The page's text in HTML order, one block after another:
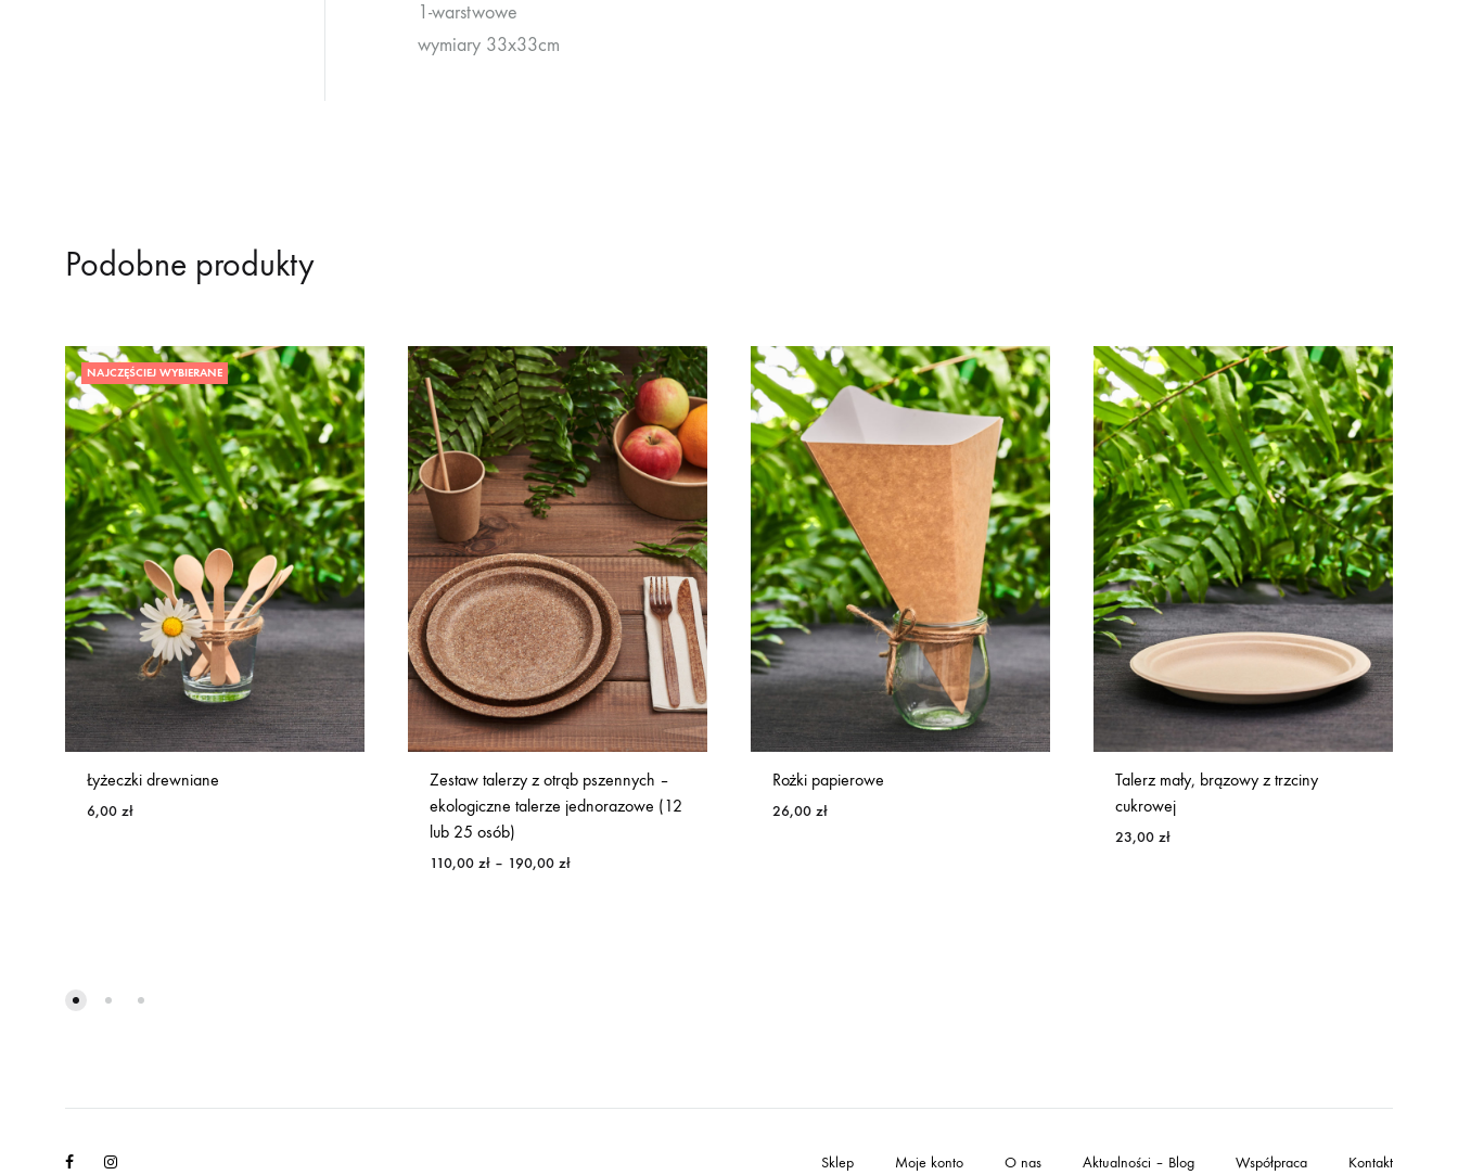
1-warstwowe
wymiary 33x33cm
Podobne produkty
NAJCZĘŚCIEJ WYBIERANE
Łyżeczki drewniane
6,00 zł
Zestaw talerzy z otrąb pszennych –
ekologiczne talerze jednorazowe (12
lub 25 osób)
110,00 zł – 190,00 złZakres
Rożki papierowe
26,00 zł
Talerz mały, brązowy z trzciny
cukrowej
23,00 zł
FacebookInstagram Sklep Moje konto O nas Aktualności – Blog Współpraca Kontakt